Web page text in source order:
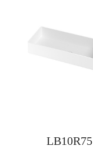
LB10R75